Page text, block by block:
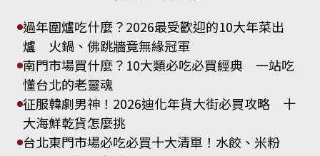
過年圍爐吃什麼？2026最受歡迎的10大年菜出
爐 火鍋、佛跳牆竟無緣冠軍
南門市場買什麼？10大類必吃必買經典 一站吃
懂台北的老靈魂
征服韓劇男神！2026迪化年貨大街必買攻略 十
大海鮮乾貨怎麼挑
台北東門市場必吃必買十大清單！水餃、米粉